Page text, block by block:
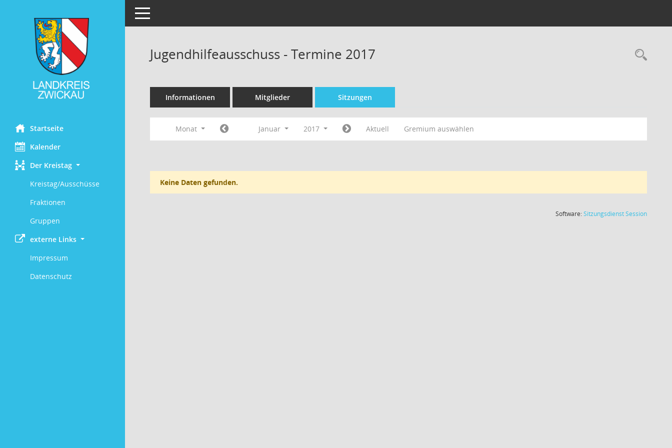
Startseite
Kalender
Der Kreistag
Kreistag/Ausschüsse
Fraktionen
Gruppen
externe Links
Impressum
Datenschutz
Toggle navigation
Jugendhilfeausschuss - Termine 2017
Informationen Mitglieder Sitzungen
Monat Januar 2017 Aktuell Gremium auswählen
Keine Daten gefunden.
Software:SitzungsdienstSession(Wird in